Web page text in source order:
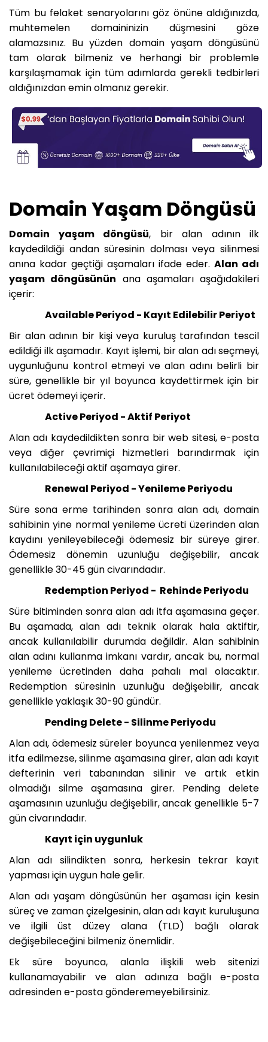
Tüm bu felaket senaryolarını göz önüne aldığınızda,
muhtemelen domaininizin düşmesini göze
alamazsınız. Bu yüzden domain yaşam döngüsünü
tam olarak bilmeniz ve herhangi bir problemle
karşılaşmamak için tüm adımlarda gerekli tedbirleri
aldığınızdan emin olmanız gerekir.
Domain Yaşam Döngüsü
Domain yaşam döngüsü, bir alan adının ilk
kaydedildiği andan süresinin dolması veya silinmesi
anına kadar geçtiği aşamaları ifade eder. Alan adı
yaşam döngüsünün ana aşamaları aşağıdakileri
içerir:
Available Periyod - Kayıt Edilebilir Periyot
Bir alan adının bir kişi veya kuruluş tarafından tescil
edildiği ilk aşamadır. Kayıt işlemi, bir alan adı seçmeyi,
uygunluğunu kontrol etmeyi ve alan adını belirli bir
süre, genellikle bir yıl boyunca kaydettirmek için bir
ücret ödemeyi içerir.
Active Periyod - Aktif Periyot
Alan adı kaydedildikten sonra bir web sitesi, e-posta
veya diğer çevrimiçi hizmetleri barındırmak için
kullanılabileceği aktif aşamaya girer.
Renewal Periyod - Yenileme Periyodu
Süre sona erme tarihinden sonra alan adı, domain
sahibinin yine normal yenileme ücreti üzerinden alan
kaydını yenileyebileceği ödemesiz bir süreye girer.
Ödemesiz dönemin uzunluğu değişebilir, ancak
genellikle 30-45 gün civarındadır.
Redemption Periyod - Rehinde Periyodu
Süre bitiminden sonra alan adı itfa aşamasına geçer.
Bu aşamada, alan adı teknik olarak hala aktiftir,
ancak kullanılabilir durumda değildir. Alan sahibinin
alan adını kullanma imkanı vardır, ancak bu, normal
yenileme ücretinden daha pahalı mal olacaktır.
Redemption süresinin uzunluğu değişebilir, ancak
genellikle yaklaşık 30-90 gündür.
Pending Delete - Silinme Periyodu
Alan adı, ödemesiz süreler boyunca yenilenmez veya
itfa edilmezse, silinme aşamasına girer, alan adı kayıt
defterinin veri tabanından silinir ve artık etkin
olmadığı silme aşamasına girer. Pending delete
aşamasının uzunluğu değişebilir, ancak genellikle 5-7
gün civarındadır.
Kayıt için uygunluk
Alan adı silindikten sonra, herkesin tekrar kayıt
yapması için uygun hale gelir.
Alan adı yaşam döngüsünün her aşaması için kesin
süreç ve zaman çizelgesinin, alan adı kayıt kuruluşuna
ve ilgili üst düzey alana (TLD) bağlı olarak
değişebileceğini bilmeniz önemlidir.
Ek süre boyunca, alanla ilişkili web sitenizi
kullanamayabilir ve alan adınıza bağlı e-posta
adresinden e-posta gönderemeyebilirsiniz.